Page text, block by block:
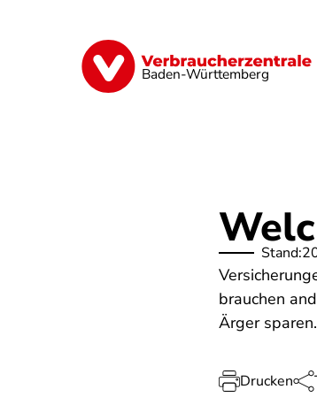
Baden-Württemberg
Geld & Versicherungen
Stand:
brauchen
Ärger sparen.
Drucken